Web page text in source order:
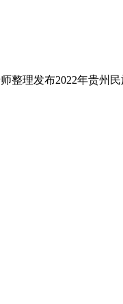
整理发布2022年贵州